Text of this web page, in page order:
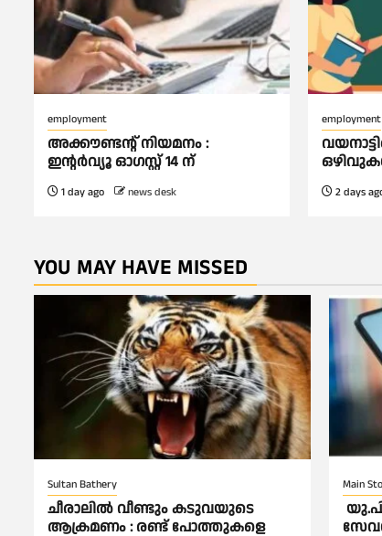
employment
അക്കൗണ്ടന്റ് നിയമനം :
ഇൻ്റർവ്യൂ ഓഗസ്റ്റ് 14 ന്
1 day ago news desk
employment
2 days
YOU MAY HAVE MISSED
Sultan Bathery
ചീരാലിൽ വീണ്ടും കടുവയുടെ
ആക്രമണം : രണ്ട് പോത്തുകളെ
Main